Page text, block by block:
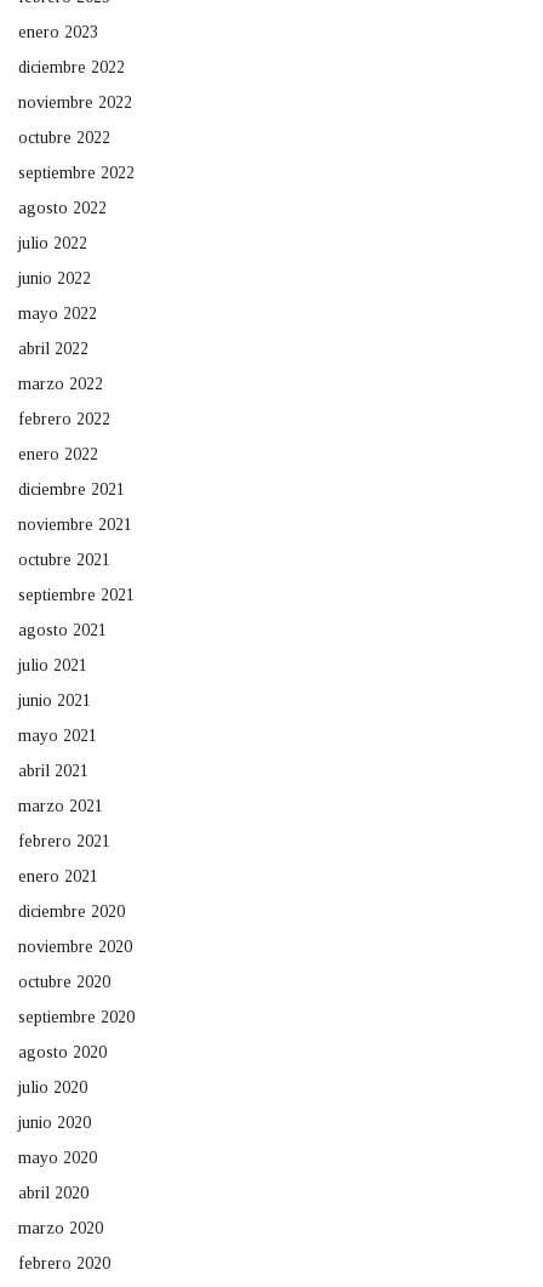
enero 2023
diciembre 2022
noviembre 2022
octubre 2022
septiembre 2022
agosto 2022
julio 2022
junio 2022
mayo 2022
abril 2022
marzo 2022
febrero 2022
enero 2022
diciembre 2021
noviembre 2021
octubre 2021
septiembre 2021
agosto 2021
julio 2021
junio 2021
mayo 2021
abril 2021
marzo 2021
febrero 2021
enero 2021
diciembre 2020
noviembre 2020
octubre 2020
septiembre 2020
agosto 2020
julio 2020
junio 2020
mayo 2020
abril 2020
marzo 2020
febrero 2020